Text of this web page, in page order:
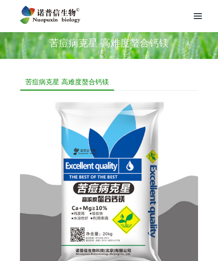
苦痘病克星 高难度螯合钙镁
苦痘病克星 高难度螯合钙镁